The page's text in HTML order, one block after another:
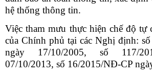
hệ thống thông tin.
Việc tham mưu thực hiện chế độ tự
của Chính phủ tại các Nghị định:
ngày 17/10/2005, số 117/
07/10/2013, số 16/2015/NĐ-CP